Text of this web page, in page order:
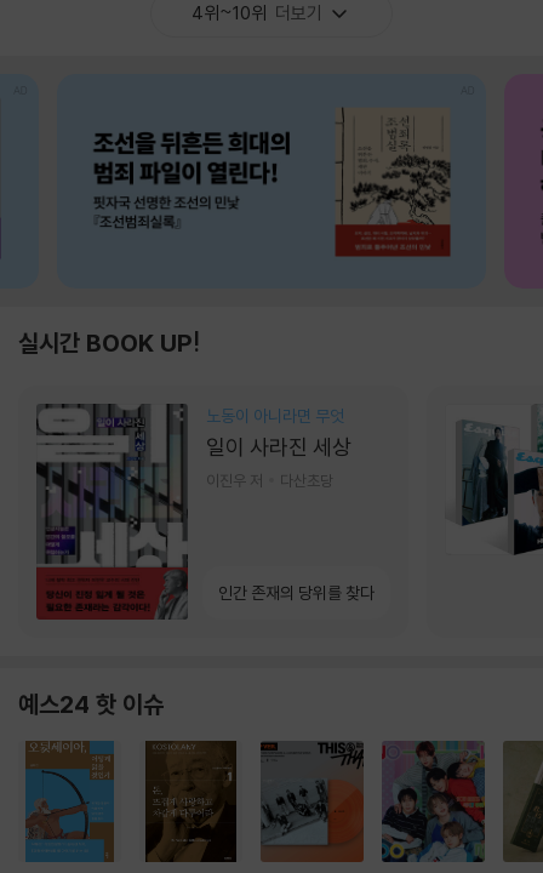
4위~10위 더보기
실시간 BOOK UP!
노동이 아니라면 무엇
일이 사라진 세상
이진우 저 다산초당
인간 존재의 당위를 찾다
예스24 핫 이슈